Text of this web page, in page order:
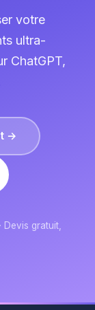
votre
ultra-
ChatGPT,
→
Devis gratuit,